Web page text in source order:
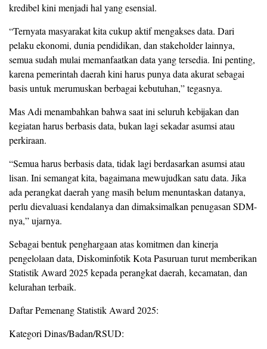
kredibel kini menjadi hal yang esensial.
“Ternyata masyarakat kita cukup aktif mengakses data. Dari
pelaku ekonomi, dunia pendidikan, dan stakeholder lainnya,
semua sudah mulai memanfaatkan data yang tersedia. Ini penting,
karena pemerintah daerah kini harus punya data akurat sebagai
basis untuk merumuskan berbagai kebutuhan,” tegasnya.
Mas Adi menambahkan bahwa saat ini seluruh kebijakan dan
kegiatan harus berbasis data, bukan lagi sekadar asumsi atau
perkiraan.
“Semua harus berbasis data, tidak lagi berdasarkan asumsi atau
lisan. Ini semangat kita, bagaimana mewujudkan satu data. Jika
ada perangkat daerah yang masih belum menuntaskan datanya,
perlu dievaluasi kendalanya dan dimaksimalkan penugasan SDM-
nya,” ujarnya.
Sebagai bentuk penghargaan atas komitmen dan kinerja
pengelolaan data, Diskominfotik Kota Pasuruan turut memberikan
Statistik Award 2025 kepada perangkat daerah, kecamatan, dan
kelurahan terbaik.
Daftar Pemenang Statistik Award 2025:
Kategori Dinas/Badan/RSUD: